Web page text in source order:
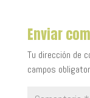
Enviar
Tu dirección de
campos